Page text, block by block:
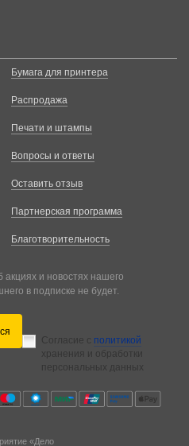
Бумага для принтера
Распродажа
Печати и штампы
Вопросы и ответы
Оставить отзыв
Партнерская программа
Благотворительность
акциях и новостях нашего
в подписке не будет.
Согласие с политикой
хранения и обработки
персональных данных
«Дело